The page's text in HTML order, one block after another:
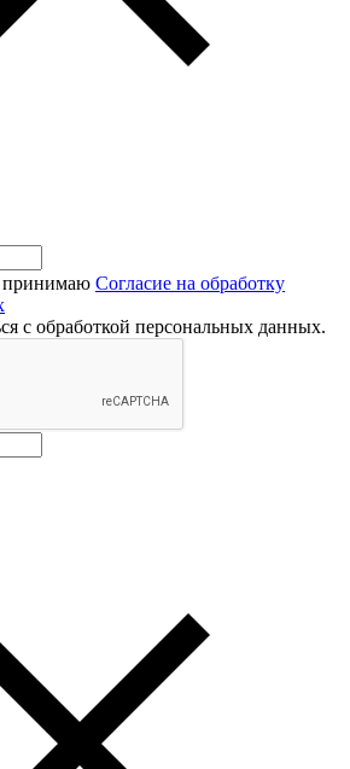
принимаю Согласие на обработку
с обработкой персональных данных.